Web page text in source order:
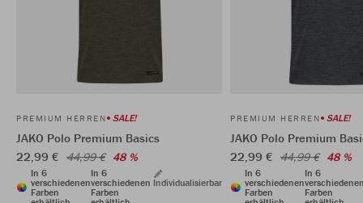
PREMIUM HERREN SALE!
JAKO Polo Premium Basics
22,99 € 44,99 € 48 %
In 6
verschiedenen
Farben
In 6
verschiedenen
Farben
Individualisierbar
PREMIUM HERREN SALE!
JAKO Polo Premium
22,99 € 44,99 € 48 %
In 6
verschiedenen
Farben
In 6
Farben